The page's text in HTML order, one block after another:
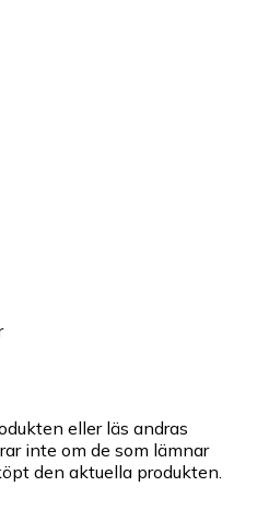
eller läs andras
inte om de som lämnar
den aktuella produkten.